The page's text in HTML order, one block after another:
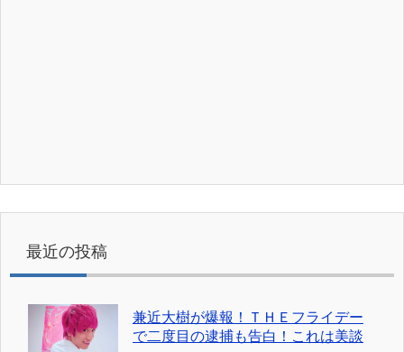
最近の投稿
兼近大樹が爆報！ＴＨＥフライデー
で二度目の逮捕も告白！これは美談